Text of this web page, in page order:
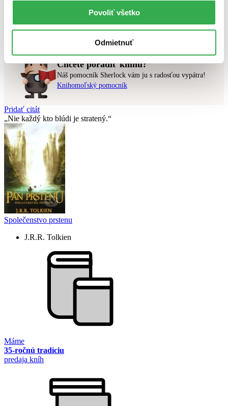
Povoliť všetko
Odmietnuť
Zrušiť filtre
Skúste prosím zmeniť vyhľadávaný výraz.
Chcete poradiť knihu?
Náš pomocník Sherlock vám ju s radosťou vypátra!
Knihomoľský pomocník
Pridať citát
Nie každý kto blúdi je stratený.
Společenstvo prstenu
J.R.R. Tolkien
Máme
35-ročnú tradíciu
predaja kníh